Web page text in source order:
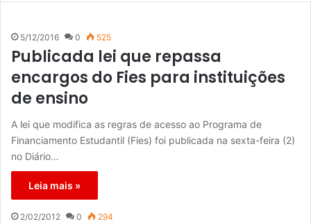
5/12/2016 0 525
Publicada lei que repassa
encargos do Fies para instituições
de ensino
A lei que modifica as regras de acesso ao Programa de
Financiamento Estudantil (Fies) foi publicada na sexta-feira (2)
no Diário…
Leia mais »
2/02/2012 0 294